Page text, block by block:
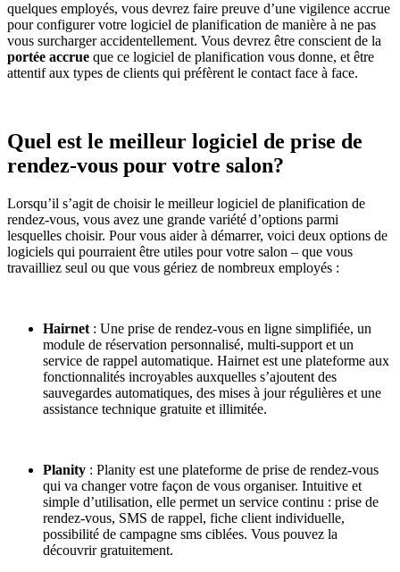
quelques employés, vous devrez faire preuve d’une vigilence accrue
pour configurer votre logiciel de planification de manière à ne pas
vous surcharger accidentellement. Vous devrez être conscient de la
portée accrue que ce logiciel de planification vous donne, et être
attentif aux types de clients qui préfèrent le contact face à face.
Quel est le meilleur logiciel de prise de
rendez-vous pour votre salon?
Lorsqu’il s’agit de choisir le meilleur logiciel de planification de
rendez-vous, vous avez une grande variété d’options parmi
lesquelles choisir. Pour vous aider à démarrer, voici deux options de
logiciels qui pourraient être utiles pour votre salon – que vous
travailliez seul ou que vous gériez de nombreux employés :
Hairnet : Une prise de rendez-vous en ligne simplifiée, un
module de réservation personnalisé, multi-support et un
service de rappel automatique. Hairnet est une plateforme aux
fonctionnalités incroyables auxquelles s’ajoutent des
sauvegardes automatiques, des mises à jour régulières et une
assistance technique gratuite et illimitée.
Planity : Planity est une plateforme de prise de rendez-vous
qui va changer votre façon de vous organiser. Intuitive et
simple d’utilisation, elle permet un service continu : prise de
rendez-vous, SMS de rappel, fiche client individuelle,
possibilité de campagne sms ciblées. Vous pouvez la
découvrir gratuitement.